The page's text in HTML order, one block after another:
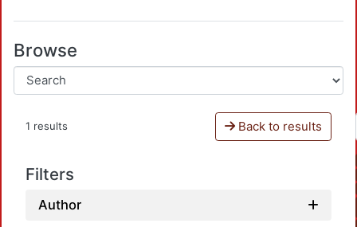
Browse
1 results Back to results
Filters
Author